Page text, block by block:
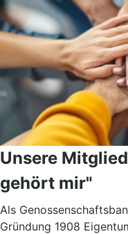
Unsere
gehört mir"
Als
Gründung 1908